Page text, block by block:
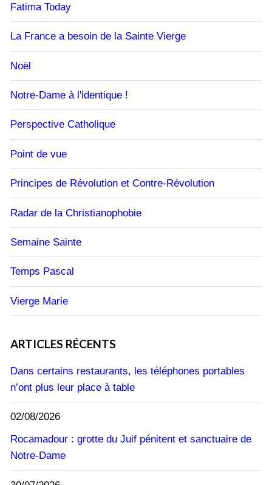
Fatima Today
La France a besoin de la Sainte Vierge
Noël
Notre-Dame à l'identique !
Perspective Catholique
Point de vue
Principes de Révolution et Contre-Révolution
Radar de la Christianophobie
Semaine Sainte
Temps Pascal
Vierge Marie
ARTICLES RÉCENTS
Dans certains restaurants, les téléphones portables
n’ont plus leur place à table
02/08/2026
Rocamadour : grotte du Juif pénitent et sanctuaire de
Notre-Dame